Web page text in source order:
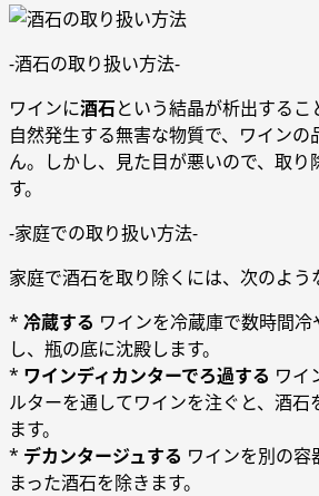
-酒石の取り扱い方法-
ワインに酒石という結晶が析出する
自然発生する無害な物質で、ワインの
ん。しかし、見た目が悪いので、取り
す。
-家庭での取り扱い方法-
家庭で酒石を取り除くには、次のよう
* 冷蔵する ワインを冷蔵庫で数時間
し、瓶の底に沈殿します。
* ワインディカンターでろ過する ワイ
ルターを通してワインを注ぐと、酒石
ます。
* デカンタージュする ワインを別の容
まった酒石を除きます。